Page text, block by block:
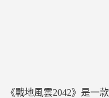
《戰地風雲2042》是一